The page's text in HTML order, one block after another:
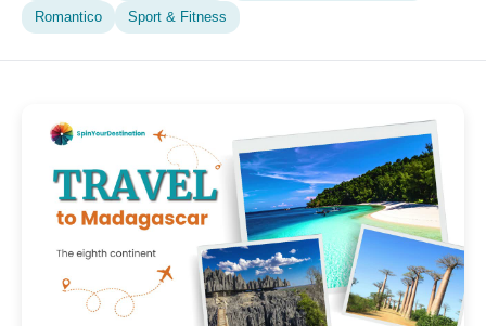
Romantico
Sport & Fitness